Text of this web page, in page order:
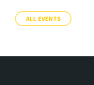
ALL EVENTS